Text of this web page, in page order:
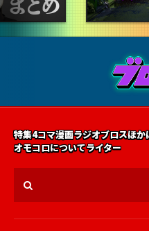
特集4コマ漫画ラジオブロスほか
オモコロについてライター